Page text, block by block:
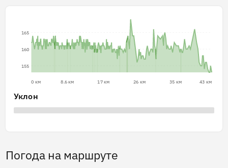
155
160
165
0 км 8.6 км 17 км 26 км 35 км 43 км
Уклон
Погода на маршруте